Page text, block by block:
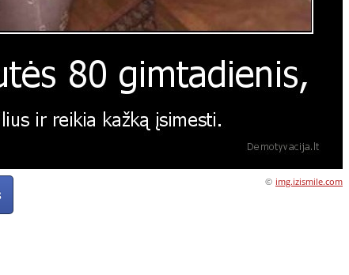
© img.izismile.com